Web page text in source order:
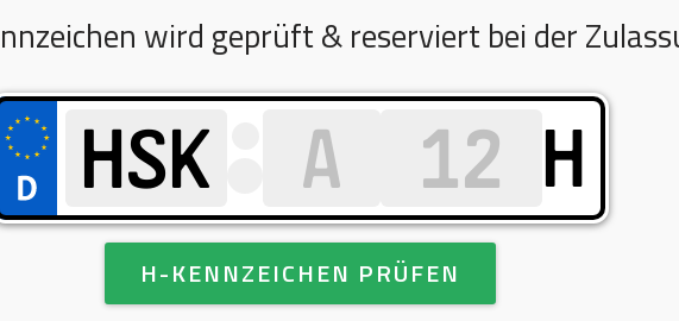
wird geprüft & reserviert bei der
H
H-KENNZEICHEN PRÜFEN